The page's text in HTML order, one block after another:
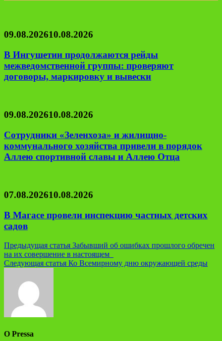
09.08.202610.08.2026
В Ингушетии продолжаются рейды
межведомственной группы: проверяют
договоры, маркировку и вывески
09.08.202610.08.2026
Сотрудники «Зеленхоза» и жилищно-
коммунального хозяйства привели в порядок
Аллею спортивной славы и Аллею Отца
07.08.202610.08.2026
В Магасе провели инспекцию частных детских
садов
Навигация
по
Предыдущая статья Забывший об ошибках прошлого обречен
на их совершение в настоящем
Следующая статья Ко Всемирному дню окружающей среды
О Pressa